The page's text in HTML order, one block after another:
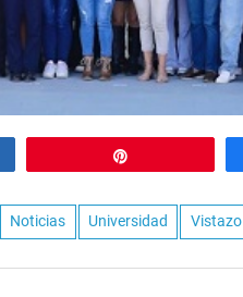
Noticias Universidad Vistazo